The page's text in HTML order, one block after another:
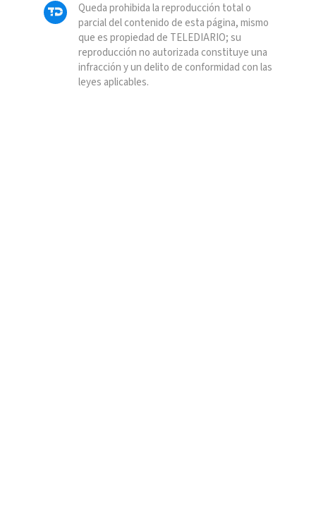
Queda prohibida la reproducción total o
parcial del contenido de esta página, mismo
que es propiedad de TELEDIARIO; su
reproducción no autorizada constituye una
infracción y un delito de conformidad con las
leyes aplicables.